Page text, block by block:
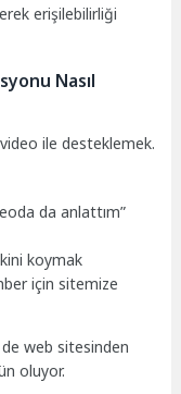
erişilebilirliği
Nasıl
ile desteklemek.
da anlattım”
koymak
için sitemize
web sitesinden
oluyor.